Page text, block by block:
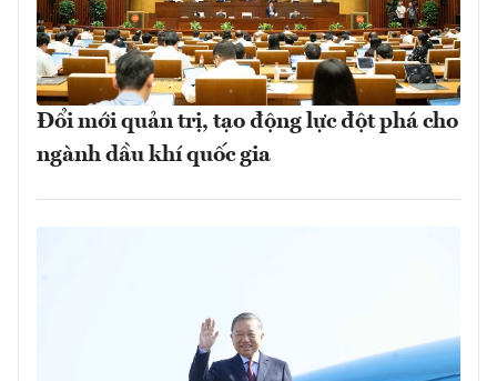
Đổi mới quản trị, tạo động lực đột phá cho
ngành dầu khí quốc gia